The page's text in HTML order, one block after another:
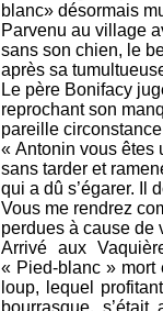
blanc» désormais
Parvenu au village
sans son chien, le
après sa
Le père Bonifacy
reprochant son
pareille
« Antonin vous êtes
sans tarder et
qui a dû s’égarer. Il
Vous me rendrez
perdues à cause de
Arrivé aux
« Pied-blanc » mort
loup, lequel
bourrasque,